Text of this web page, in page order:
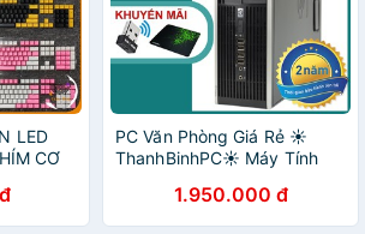
LED
CƠ
PC Văn Phòng Giá Rẻ ☀️
ThanhBinhPC☀️ Máy Tính
6300/8300 (Pentium, Core
I3 I5 I7) - Bảo Hành 12T
1.950.000 đ